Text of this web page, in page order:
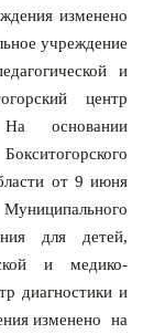
изменено
учреждение
и
центр
На основании
от 9 июня
для детей,
и медико-
диагностики и
изменено на